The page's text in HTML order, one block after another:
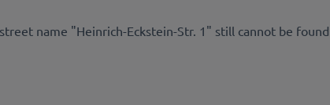
name "Heinrich-Eckstein-Str. 1" still cannot be